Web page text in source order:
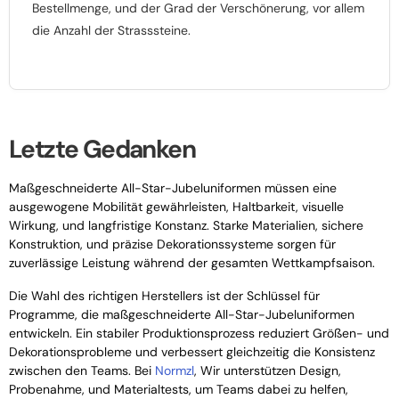
Bestellmenge, und der Grad der Verschönerung, vor allem
die Anzahl der Strasssteine.
Letzte Gedanken
Maßgeschneiderte All-Star-Jubeluniformen müssen eine
ausgewogene Mobilität gewährleisten, Haltbarkeit, visuelle
Wirkung, und langfristige Konstanz. Starke Materialien, sichere
Konstruktion, und präzise Dekorationssysteme sorgen für
zuverlässige Leistung während der gesamten Wettkampfsaison.
Die Wahl des richtigen Herstellers ist der Schlüssel für
Programme, die maßgeschneiderte All-Star-Jubeluniformen
entwickeln. Ein stabiler Produktionsprozess reduziert Größen- und
Dekorationsprobleme und verbessert gleichzeitig die Konsistenz
zwischen den Teams. Bei Normzl, Wir unterstützen Design,
Probenahme, und Materialtests, um Teams dabei zu helfen,